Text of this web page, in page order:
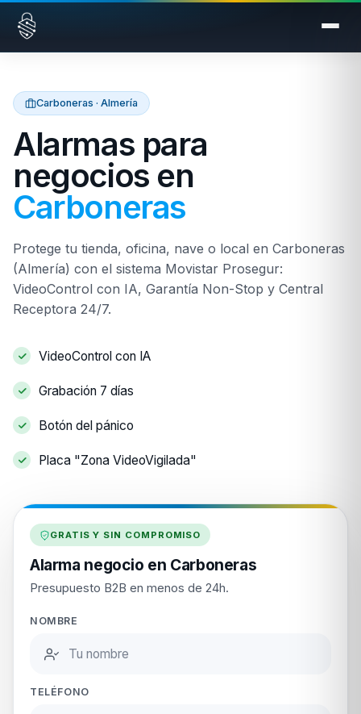
Saltar al contenido
Carboneras · Almería
Alarmas para
negocios en
Carboneras
Protege tu tienda, oficina, nave o local en Carboneras
(Almería) con el sistema Movistar Prosegur:
VideoControl con IA, Garantía Non-Stop y Central
Receptora 24/7.
VideoControl con IA
Grabación 7 días
Botón del pánico
Placa "Zona VideoVigilada"
GRATIS Y SIN COMPROMISO
Alarma negocio en Carboneras
Presupuesto B2B en menos de 24h.
NOMBRE
TELÉFONO